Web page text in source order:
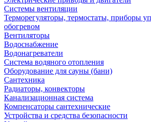
Системы вентиляции
Терморегуляторы, термостаты, приборы
обогревом
Вентиляторы
Водоснабжение
Водонагреватели
Система водяного отопления
Оборудование для сауны (бани)
Сантехника
Радиаторы, конвекторы
Канализационная система
Компенсаторы сантехнические
Устройства и средства безопасности